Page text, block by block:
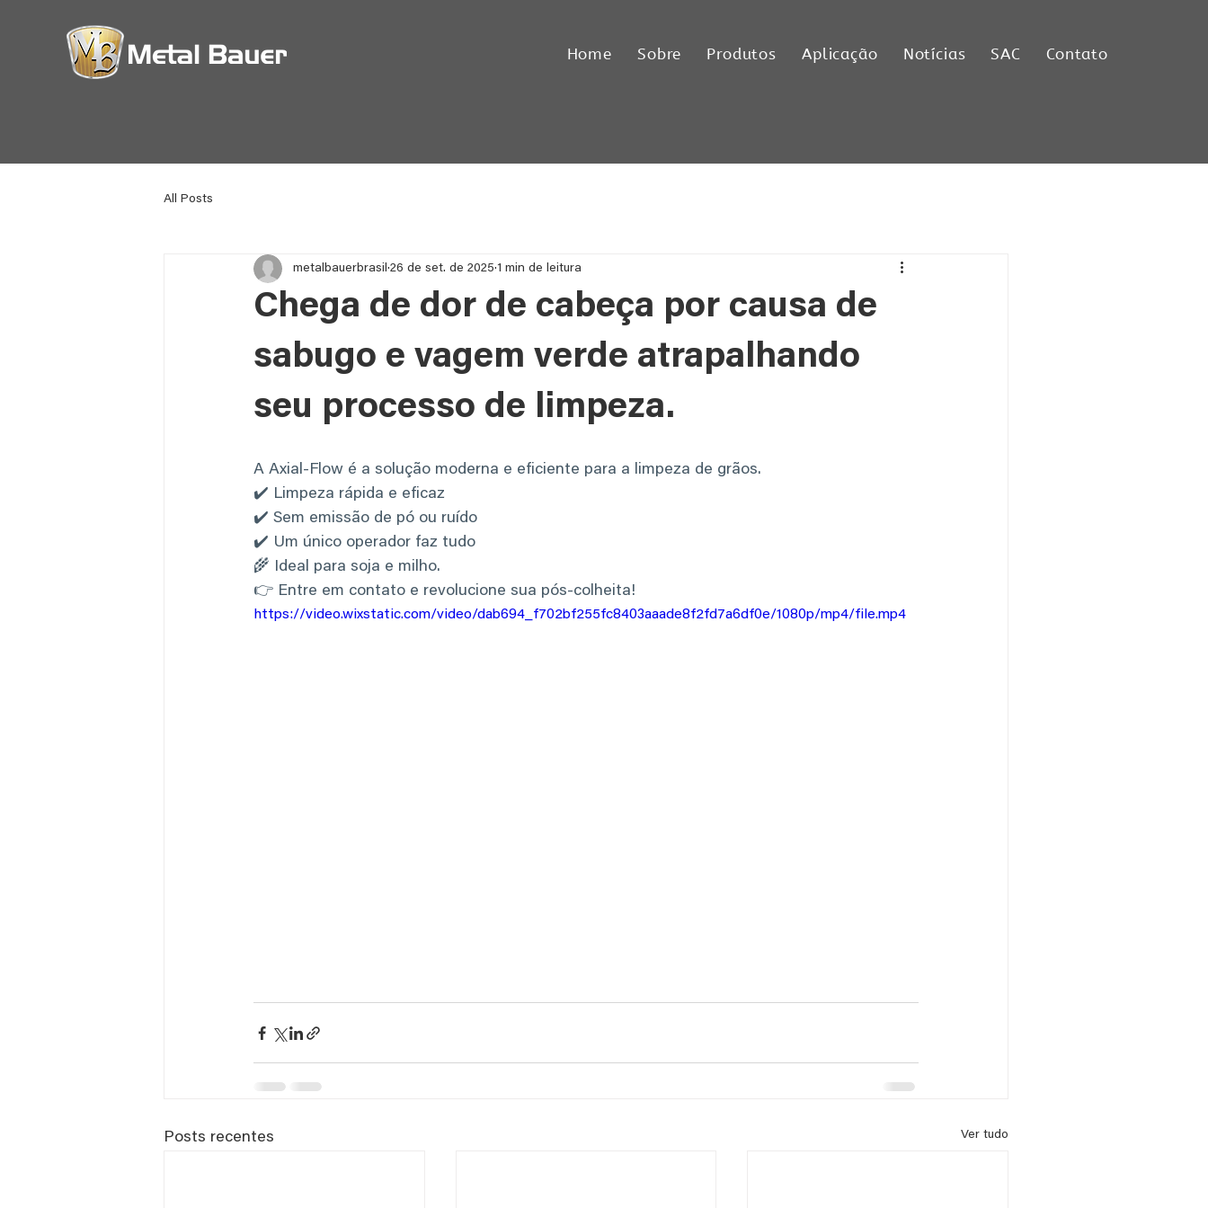
Home Sobre Produtos Aplicação Notícias SAC Contato
All Posts
Chega de dor de cabeça por causa de
sabugo e vagem verde atrapalhando
seu processo de limpeza.
metalbauerbrasil 26 de set. de 2025 1 min de leitura
A Axial-Flow é a solução moderna e eficiente para a limpeza de grãos.
✔️ Limpeza rápida e eficaz
✔️ Sem emissão de pó ou ruído
✔️ Um único operador faz tudo
🌾 Ideal para soja e milho.
👉 Entre em contato e revolucione sua pós-colheita!
https://video.wixstatic.com/video/dab694_f702bf255fc8403aaade8f2fd7a6df0e/1080p/mp4/file.mp4
Posts recentes Ver tudo